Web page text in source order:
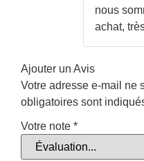
nous
achat,
Ajouter un Avis
Votre adresse e-mail ne
obligatoires sont
Votre note *